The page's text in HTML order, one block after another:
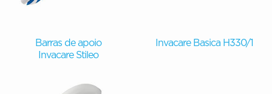
Barras de apoio
Invacare Stileo
Invacare Basica H330/1